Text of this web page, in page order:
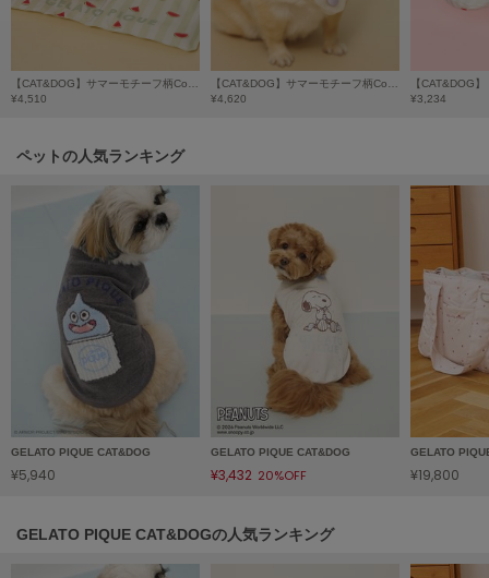
HOKA ONEONE
ホカ オネオネ
LAATO
ル
¥4,510
¥4,620
¥3,234
ペットの人気ランキング
GELATO PIQUE CAT&DOG
¥5,940
GELATO PIQUE CAT&DOG
¥3,432 20%OFF
GELATO
¥19,800
GELATO PIQUE CAT&DOGの人気ランキング